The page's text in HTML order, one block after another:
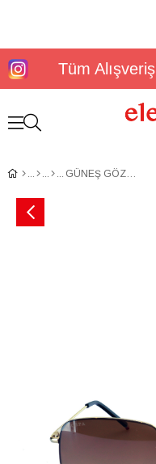
Tüm
GÜNEŞ GÖZLÜĞÜ U.S. POLO ASSN. USS 0087 C4